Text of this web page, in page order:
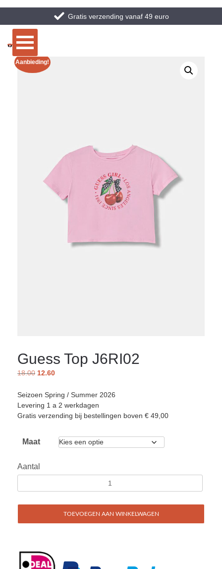
Gratis verzending vanaf 49 euro
Aanbieding!
Guess Top J6RI02
18.00 12.60
Seizoen Spring / Summer 2026
Levering 1 a 2 werkdagen
Gratis verzending bij bestellingen boven € 49,00
Maat
Aantal
TOEVOEGEN AAN WINKELWAGEN